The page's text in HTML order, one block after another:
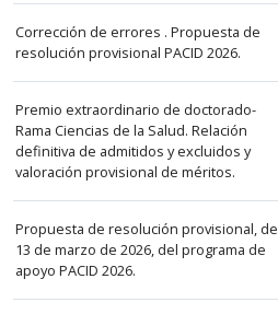
la
primera
columna
el
título
del
anuncio,
en
la
segunda
Corrección de errores . Propuesta de
resolución provisional PACID 2026.
Premio extraordinario de doctorado-
Rama Ciencias de la Salud. Relación
definitiva de admitidos y excluidos y
valoración provisional de méritos.
Propuesta de resolución provisional, de
13 de marzo de 2026, del programa de
apoyo PACID 2026.